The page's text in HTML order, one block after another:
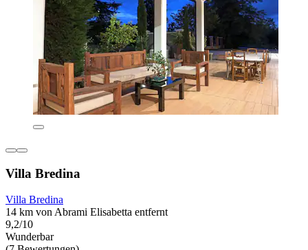
Villa Bredina
Villa Bredina
14 km von Abrami Elisabetta entfernt
9,2/10
Wunderbar